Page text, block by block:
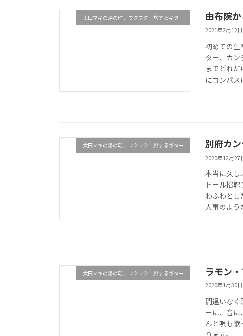
太田マキの湯の町、ワクワク！旅するギター 由布院
2021年2月12日
初めての生
ター、カ
までどれ
にコンパ
太田マキの湯の町、ワクワク！旅するギター 別府カ
2020年12月27
本当に久し
ドール招
わふわと
人事のよ
太田マキの湯の町、ワクワク！旅するギター ラモン
2020年1月30日
間違いなく
ーに、音
んと唄も歌